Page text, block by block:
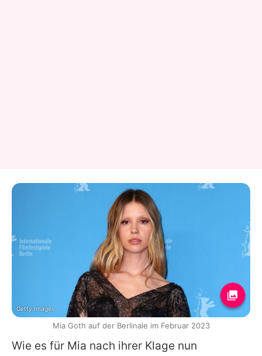
Wie es für Mia nach ihrer Klage nun
Getty Images
Mia Goth auf der Berlinale im Februar 2023